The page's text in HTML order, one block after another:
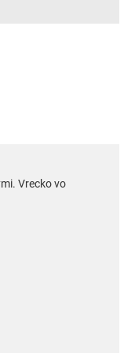
Vrecko vo